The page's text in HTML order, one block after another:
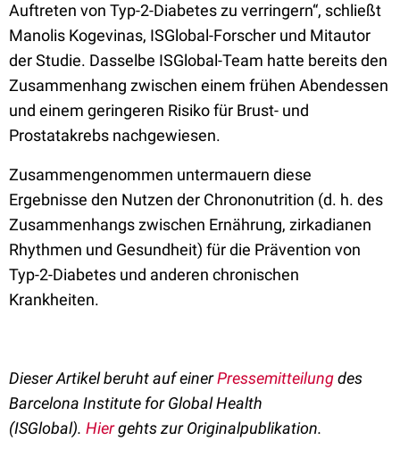
Auftreten von Typ-2-Diabetes zu verringern“, schließt
Manolis Kogevinas, ISGlobal-Forscher und Mitautor
der Studie. Dasselbe ISGlobal-Team hatte bereits den
Zusammenhang zwischen einem frühen Abendessen
und einem geringeren Risiko für Brust- und
Prostatakrebs nachgewiesen.
Zusammengenommen untermauern diese
Ergebnisse den Nutzen der Chrononutrition (d. h. des
Zusammenhangs zwischen Ernährung, zirkadianen
Rhythmen und Gesundheit) für die Prävention von
Typ-2-Diabetes und anderen chronischen
Krankheiten.
Dieser Artikel beruht auf einerPressemitteilungdes
Barcelona Institute for Global Health
(ISGlobal). Hiergehts zur Originalpublikation.